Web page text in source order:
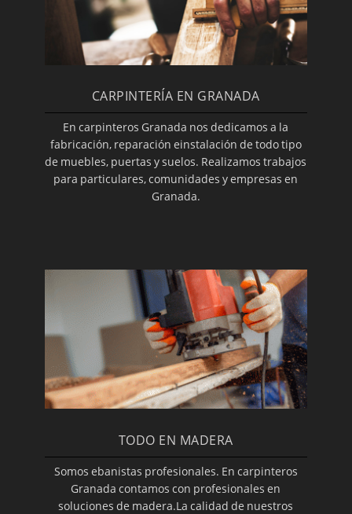
CARPINTERÍA EN GRANADA
En carpinteros Granada nos dedicamos a la
fabricación, reparación einstalación de todo tipo
de muebles, puertas y suelos. Realizamos trabajos
para particulares, comunidades y empresas en
Granada.
TODO EN MADERA
Somos ebanistas profesionales. En carpinteros
Granada contamos con profesionales en
soluciones de madera.La calidad de nuestros